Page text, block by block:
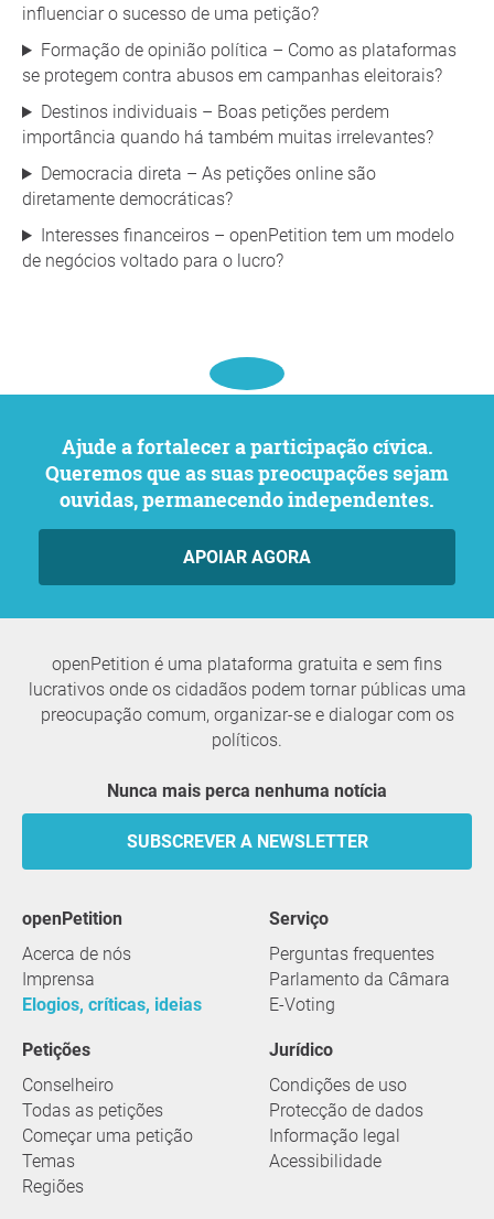
influenciar o sucesso de uma petição?
Formação de opinião política – Como as plataformas
se protegem contra abusos em campanhas eleitorais?
Destinos individuais – Boas petições perdem
importância quando há também muitas irrelevantes?
Democracia direta – As petições online são
diretamente democráticas?
Interesses financeiros – openPetition tem um modelo
de negócios voltado para o lucro?
Ajude a fortalecer a participação cívica.
Queremos que as suas preocupações sejam
ouvidas, permanecendo independentes.
APOIAR AGORA
openPetition é uma plataforma gratuita e sem fins
lucrativos onde os cidadãos podem tornar públicas uma
preocupação comum, organizar-se e dialogar com os
políticos.
Nunca mais perca nenhuma notícia
SUBSCREVER A NEWSLETTER
openPetition
Acerca de nós
Imprensa
Elogios, críticas, ideias
serviço
Perguntas frequentes
Parlamento da Câmara
E-Voting
Petições
Conselheiro
Todas as petições
Começar uma petição
Temas
Regiões
Jurídico
Condições de uso
Protecção de dados
Informação legal
Acessibilidade